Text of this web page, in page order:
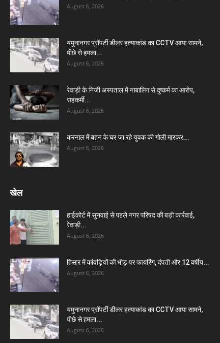
August 6, 2026
यमुनानगर प्रॉपर्टी डीलर हत्याकांड का CCTV आया सामने,
पीछे से हमला...
August 6, 2026
रेवाड़ी के निजी अस्पताल में नाबालिग से दुष्कर्म का आरोप,
सहकर्मी...
August 6, 2026
करनाल में बहन के घर जा रहे युवक की गोली मारकर...
August 6, 2026
खेल
हाईकोर्ट में सुनवाई से पहले नगर परिषद की बड़ी कार्रवाई,
रेवाड़ी...
August 6, 2026
हिसार में कांवड़ियों की भीड़ पर फायरिंग, दंपती और 12 वर्षीय...
August 6, 2026
यमुनानगर प्रॉपर्टी डीलर हत्याकांड का CCTV आया सामने,
पीछे से हमला...
August 6, 2026